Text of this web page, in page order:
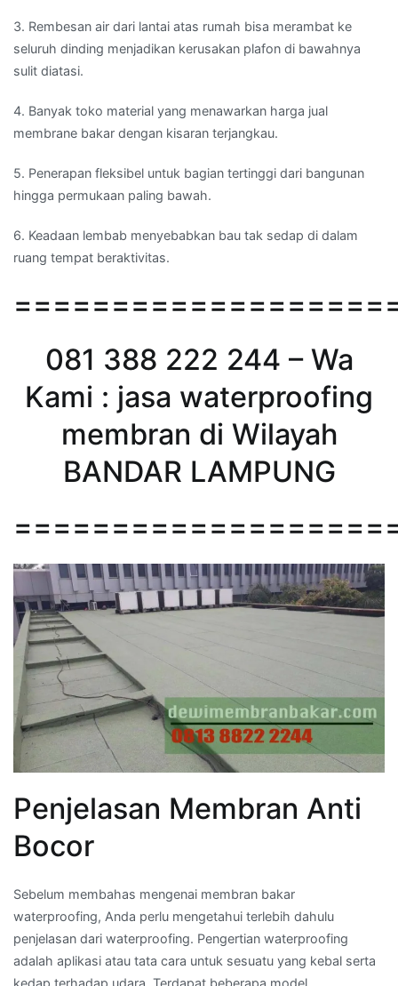
3. Rembesan air dari lantai atas rumah bisa merambat ke
seluruh dinding menjadikan kerusakan plafon di bawahnya
sulit diatasi.
4. Banyak toko material yang menawarkan harga jual
membrane bakar dengan kisaran terjangkau.
5. Penerapan fleksibel untuk bagian tertinggi dari bangunan
hingga permukaan paling bawah.
6. Keadaan lembab menyebabkan bau tak sedap di dalam
ruang tempat beraktivitas.
081 388 222 244 – Wa
Kami : jasa waterproofing
membran di Wilayah
BANDAR LAMPUNG
Penjelasan Membran Anti
Bocor
Sebelum membahas mengenai membran bakar
waterproofing, Anda perlu mengetahui terlebih dahulu
penjelasan dari waterproofing. Pengertian waterproofing
adalah aplikasi atau tata cara untuk sesuatu yang kebal serta